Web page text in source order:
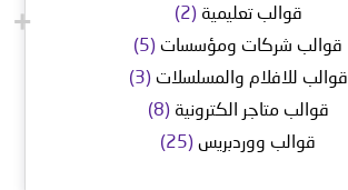
قوالب تعليمية (2)
قوالب شركات ومؤسسات (5)
قوالب للافلام والمسلسلات (3)
قوالب متاجر الكترونية (8)
قوالب ووردبريس (25)